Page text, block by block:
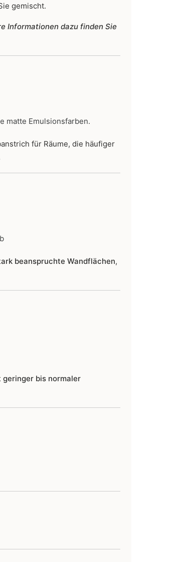
gemischt.
Informationen dazu finden Sie
matte Emulsionsfarben.
für Räume, die häufiger
beanspruchte Wandflächen,
geringer bis normaler